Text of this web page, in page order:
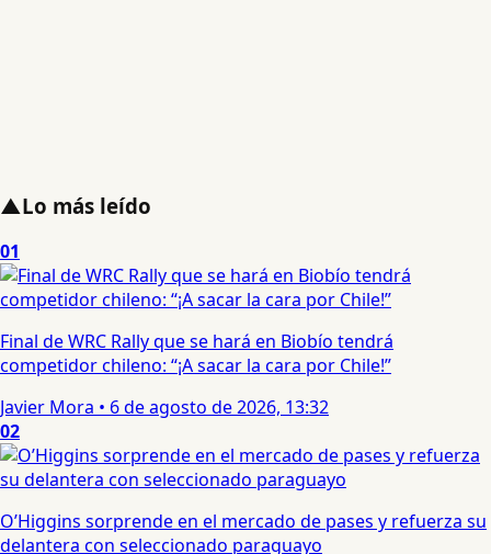
▲Lo más leído
01
Final de WRC Rally que se hará en Biobío tendrá
competidor chileno: “¡A sacar la cara por Chile!”
Javier Mora • 6 de agosto de 2026, 13:32
02
O’Higgins sorprende en el mercado de pases y refuerza su
delantera con seleccionado paraguayo